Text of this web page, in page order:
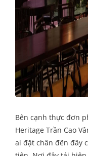
Bên cạnh thực đơn
Heritage Trần Cao
ai đặt chân đến đây